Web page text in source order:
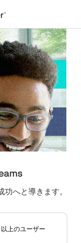
へと導きます。
以上のユーザー